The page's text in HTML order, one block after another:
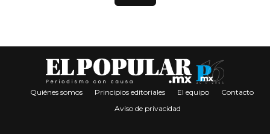
Quiénes somos Principios editoriales El equipo
Contacto
Aviso de privacidad